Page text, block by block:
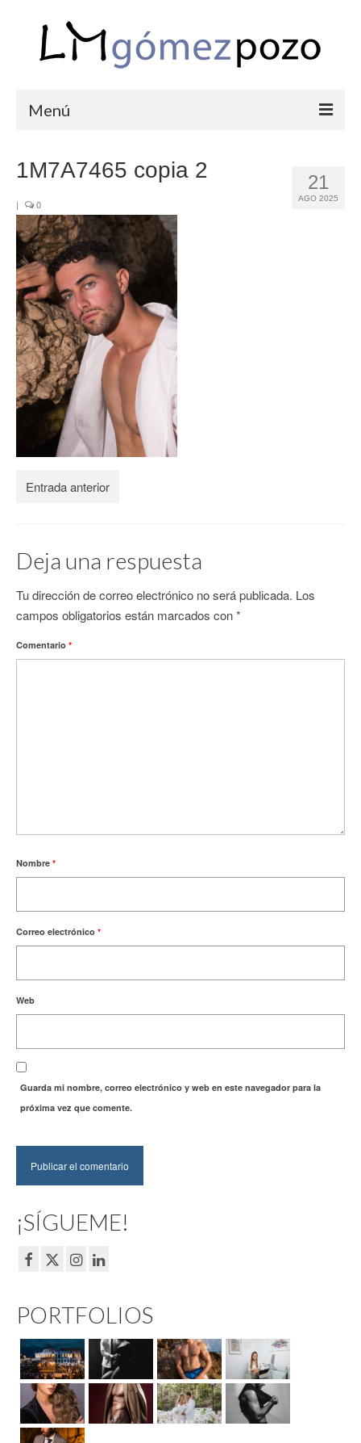
Menú
COMUNIONES
CORPORATIVAS
SEMANA SANTA
BLOG
SOBRE LM
CONTACTO
21
AGO 2025
1M7A7465 copia 2
| 0
Entrada anterior
Deja una respuesta
Tu dirección de correo electrónico no será publicada. Los
campos obligatorios están marcados con*
Comentario *
Nombre *
Correo electrónico *
Web
Guarda mi nombre, correo electrónico y web en este navegador para la
próxima vez que comente.
¡SÍGUEME!
PORTFOLIOS